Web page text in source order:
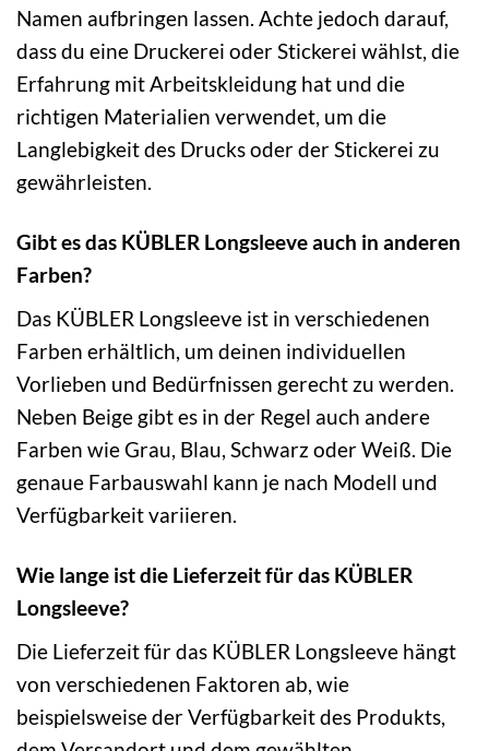
Namen aufbringen lassen. Achte jedoch darauf,
dass du eine Druckerei oder Stickerei wählst, die
Erfahrung mit Arbeitskleidung hat und die
richtigen Materialien verwendet, um die
Langlebigkeit des Drucks oder der Stickerei zu
gewährleisten.
Gibt es das KÜBLER Longsleeve auch in anderen
Farben?
Das KÜBLER Longsleeve ist in verschiedenen
Farben erhältlich, um deinen individuellen
Vorlieben und Bedürfnissen gerecht zu werden.
Neben Beige gibt es in der Regel auch andere
Farben wie Grau, Blau, Schwarz oder Weiß. Die
genaue Farbauswahl kann je nach Modell und
Verfügbarkeit variieren.
Wie lange ist die Lieferzeit für das KÜBLER
Longsleeve?
Die Lieferzeit für das KÜBLER Longsleeve hängt
von verschiedenen Faktoren ab, wie
beispielsweise der Verfügbarkeit des Produkts,